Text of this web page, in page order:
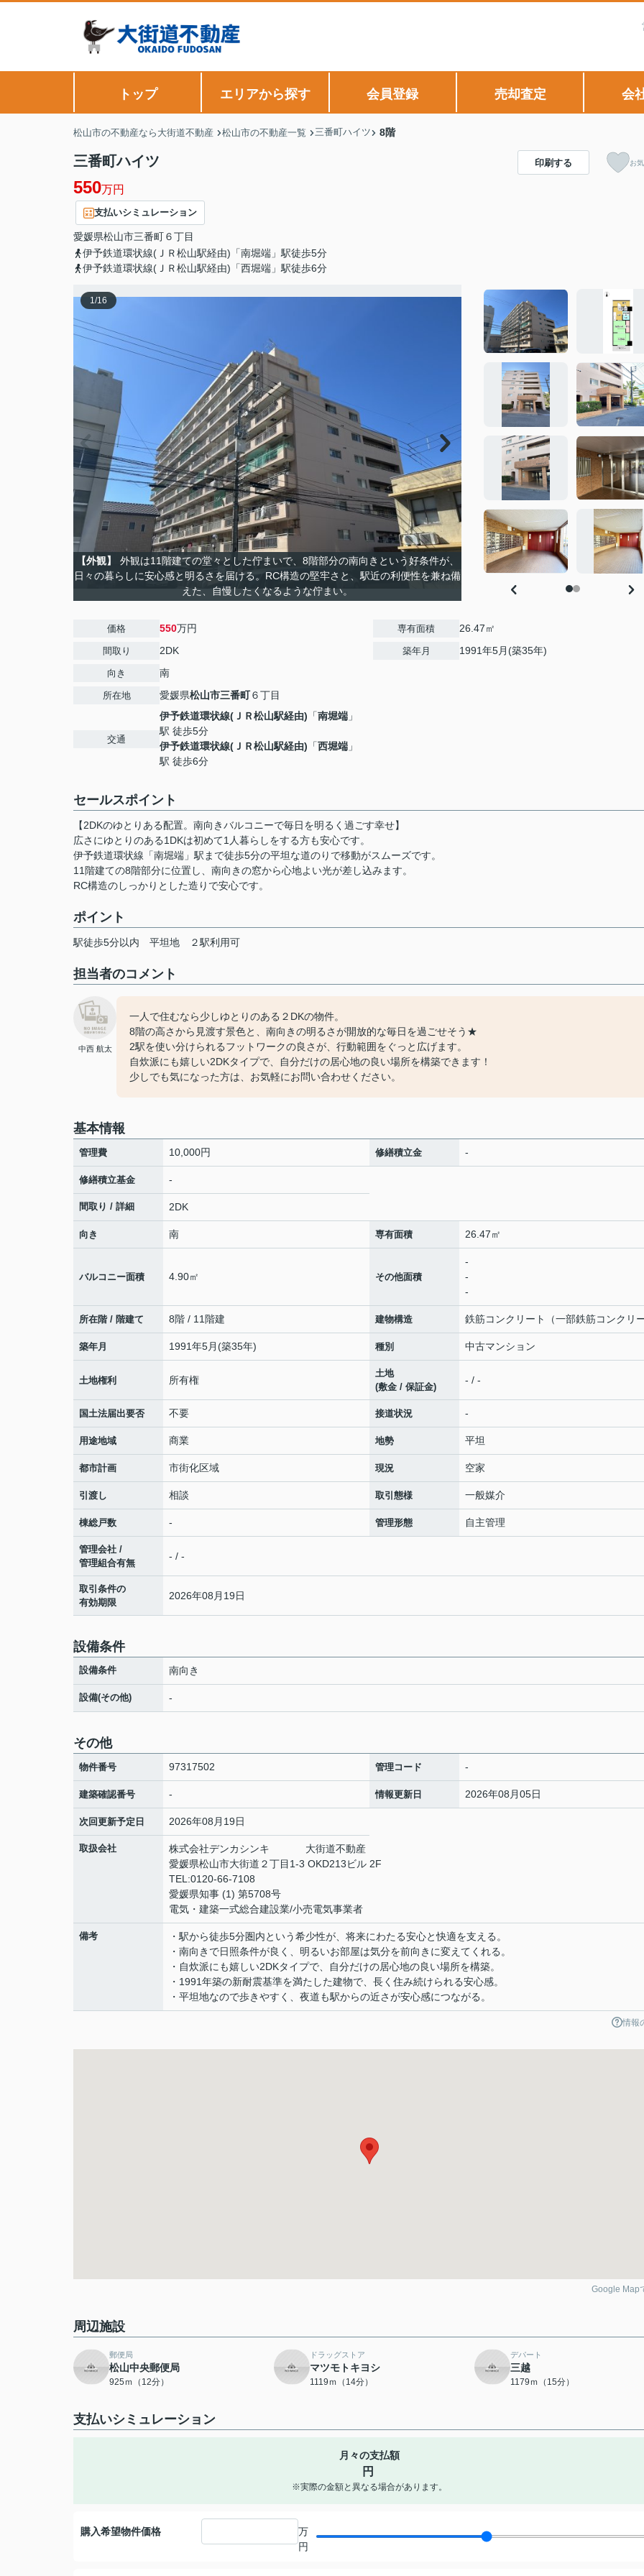
トップ エリアから探す 会員登録 売却査定 会
松山市の不動産なら大街道不動産 松山市の不動産一覧 三番町ハイツ 8階
三番町ハイツ
550万円
支払いシミュレーション
愛媛県松山市三番町６丁目
伊予鉄道環状線(ＪＲ松山駅経由)「南堀端」駅徒歩5分
伊予鉄道環状線(ＪＲ松山駅経由)「西堀端」駅徒歩6分
印刷する お
1/16
【外観】
外観は11階建ての堂々とした佇まいで、8階部分の南向きという好条件が、
日々の暮らしに安心感と明るさを届ける。RC構造の堅牢さと、駅近の利便性を兼ね備
えた、自慢したくなるような佇まい。
価格 550万円
間取り 2DK
向き 南
所在地 愛媛県松山市三番町６丁目
交通
伊予鉄道環状線(ＪＲ松山駅経由) 「南堀端 」
駅 徒歩5分
伊予鉄道環状線(ＪＲ松山駅経由) 「西堀端 」
駅 徒歩6分
専有面積 26.47㎡
築年月 1991年5月(築35年)
セールスポイント
【2DKのゆとりある配置。南向きバルコニーで毎日を明るく過ごす幸せ】
広さにゆとりのある1DKは初めて1人暮らしをする方も安心です。
伊予鉄道環状線「南堀端」駅まで徒歩5分の平坦な道のりで移動がスムーズです。
11階建ての8階部分に位置し、南向きの窓から心地よい光が差し込みます。
RC構造のしっかりとした造りで安心です。
ポイント
駅徒歩5分以内 平坦地 ２駅利用可
担当者のコメント
中西 航太
一人で住むなら少しゆとりのある２DKの物件。
8階の高さから見渡す景色と、南向きの明るさが開放的な毎日を過ごせそう★
2駅を使い分けられるフットワークの良さが、行動範囲をぐっと広げます。
自炊派にも嬉しい2DKタイプで、自分だけの居心地の良い場所を構築できます！
少しでも気になった方は、お気軽にお問い合わせください。
基本情報
管理費 10,000円 修繕積立金 -
修繕積立基金 -
間取り / 詳細 2DK
向き 南 専有面積 26.47㎡
バルコニー面積 4.90㎡ その他面積
-
-
-
所在階 / 階建て 8階 / 11階建 建物構造 鉄筋コンクリート（一部鉄筋コンクリ
築年月 1991年5月(築35年) 種別 中古マンション
土地権利 所有権
土地
(敷金 / 保証金)
- / -
国土法届出要否 不要 接道状況 -
用途地域 商業 地勢 平坦
都市計画 市街化区域 現況 空家
引渡し 相談 取引態様 一般媒介
棟総戸数 - 管理形態 自主管理
管理会社 /
管理組合有無
- / -
取引条件の
有効期限
2026年08月19日
設備条件
設備条件 南向き
設備(その他) -
その他
物件番号 97317502 管理コード -
建築確認番号 - 情報更新日 2026年08月05日
次回更新予定日 2026年08月19日
取扱会社
株式会社デンカシンキ 大街道不動産
愛媛県松山市大街道２丁目1-3 OKD213ビル 2F
TEL:0120-66-7108
愛媛県知事 (1) 第5708号
電気・建築一式総合建設業/小売電気事業者
備考
・駅から徒歩5分圏内という希少性が、将来にわたる安心と快適を支える。
・南向きで日照条件が良く、明るいお部屋は気分を前向きに変えてくれる。
・自炊派にも嬉しい2DKタイプで、自分だけの居心地の良い場所を構築。
・1991年築の新耐震基準を満たした建物で、長く住み続けられる安心感。
・平坦地なので歩きやすく、夜道も駅からの近さが安心感につながる。
情報
Google Map
周辺施設
郵便局
松山中央郵便局
925ｍ（12分）
ドラッグストア
マツモトキヨシ
1119ｍ（14分）
デパート
三越
1179ｍ（15分）
支払いシミュレーション
月々の支払額
円
※実際の金額と異なる場合があります。
購入希望物件価格
万
円